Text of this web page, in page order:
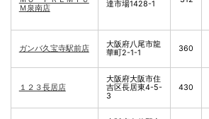
Ｍ泉南店
達市場1428-1
ガンバ久宝寺駅前店
大阪府八尾市龍
華町2-1-1
360
１２３長居店
大阪府大阪市住
吉区長居東4-5-
3
430